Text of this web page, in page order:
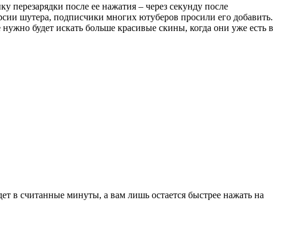
перезарядки после ее нажатия – через секунду после
шутера, подписчики многих ютуберов просили его добавить.
будет искать больше красивые скины, когда они уже есть в
в считанные минуты, а вам лишь остается быстрее нажать на